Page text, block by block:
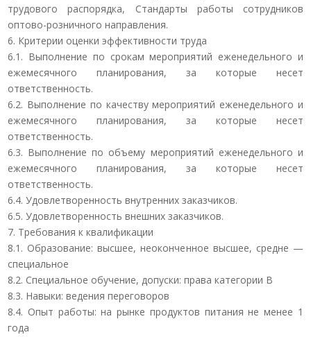
трудового распорядка, Стандарты работы сотрудников
оптово-розничного направления.
6. Критерии оценки эффективности труда
6.1. Выполнение по срокам мероприятий еженедельного и
ежемесячного планирования, за которые несет
ответственность.
6.2. Выполнение по качеству мероприятий еженедельного и
ежемесячного планирования, за которые несет
ответственность.
6.3. Выполнение по объему мероприятий еженедельного и
ежемесячного планирования, за которые несет
ответственность.
6.4. Удовлетворенность внутренних заказчиков.
6.5. Удовлетворенность внешних заказчиков.
7. Требования к квалификации
8.1. Образование: высшее, неоконченное высшее, средне —
специальное
8.2. Специальное обучение, допуски: права категории В
8.3. Навыки: ведения переговоров
8.4. Опыт работы: на рынке продуктов питания не менее 1
года